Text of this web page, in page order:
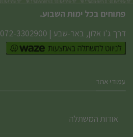
פתוחים בכל ימות השבוע.
דרך ג'ו אלון, באר-שבע |
072-3302900
עמודי אתר
אודות המשתלה